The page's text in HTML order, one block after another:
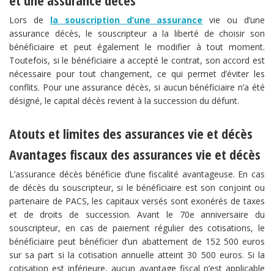
Lors de la souscription d’une assurance vie ou d’une
assurance décès, le souscripteur a la liberté de choisir son
bénéficiaire et peut également le modifier à tout moment.
Toutefois, si le bénéficiaire a accepté le contrat, son accord est
nécessaire pour tout changement, ce qui permet d’éviter les
conflits. Pour une assurance décès, si aucun bénéficiaire n’a été
désigné, le capital décès revient à la succession du défunt.
Atouts et limites des assurances vie et décès
Avantages fiscaux des assurances vie et décès
L’assurance décès bénéficie d’une fiscalité avantageuse. En cas
de décès du souscripteur, si le bénéficiaire est son conjoint ou
partenaire de PACS, les capitaux versés sont exonérés de taxes
et de droits de succession. Avant le 70e anniversaire du
souscripteur, en cas de paiement régulier des cotisations, le
bénéficiaire peut bénéficier d’un abattement de 152 500 euros
sur sa part si la cotisation annuelle atteint 30 500 euros. Si la
cotisation est inférieure, aucun avantage fiscal n’est applicable